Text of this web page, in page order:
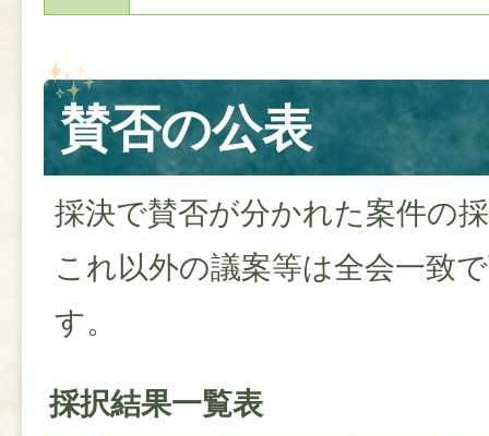
賛否の公表
採決で賛否が分かれた案件の
これ以外の議案等は全会一致
す。
採択結果一覧表